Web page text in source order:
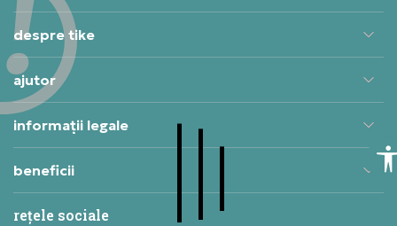
despre tike
ajutor
informații legale
beneficii
rețele sociale